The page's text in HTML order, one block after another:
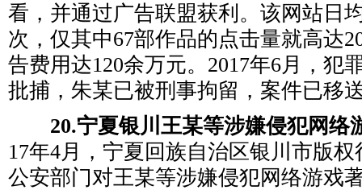
看，并通过广告联盟获利。该网站日
次，仅其中67部作品的点击量就高达
告费用达120余万元。2017年6月，犯
批捕，朱某已被刑事拘留，案件已移
20.宁夏银川王某等涉嫌侵犯网络
17年4月，宁夏回族自治区银川市版
公安部门对王某等涉嫌侵犯网络游戏